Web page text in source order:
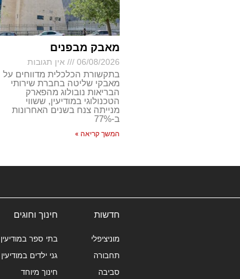
מאבק מבפנים
06/08/2026 אין תגובות
בתקשורת הכלכלית מדווחים על
מאבקי שליטה בחברת שירותי
הבריאות נובולוג מהפארק
הטכנולוגי במודיעין, ששווי
מנייתה צנח בשנים האחרונות
ב-77%
המשך קריאה »
חדשות
מוניציפלי
תחבורה
סביבה
חינוך וחוגים
בתי ספר במודיעין
גני ילדים במודיעין
חינוך מיוחד